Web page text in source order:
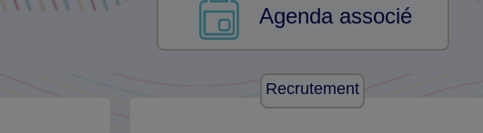
Agenda associé
Recrutement